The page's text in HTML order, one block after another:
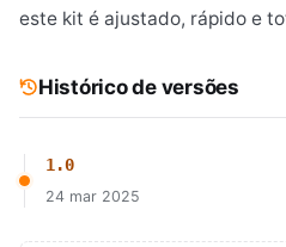
este kit é ajustado, rápido e
Histórico de versões
1.0
24 mar 2025